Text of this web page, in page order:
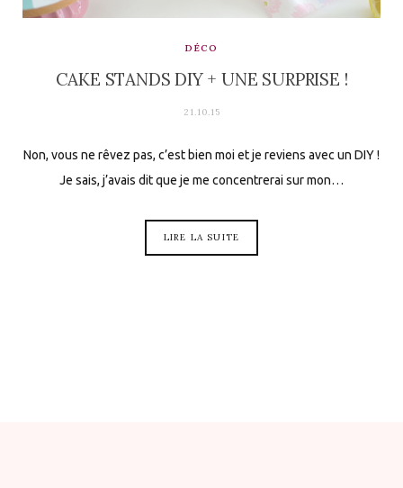
DÉCO
CAKE STANDS DIY + UNE SURPRISE !
21.10.15
Non, vous ne rêvez pas, c’est bien moi et je reviens avec un DIY !
Je sais, j’avais dit que je me concentrerai sur mon…
LIRE LA SUITE